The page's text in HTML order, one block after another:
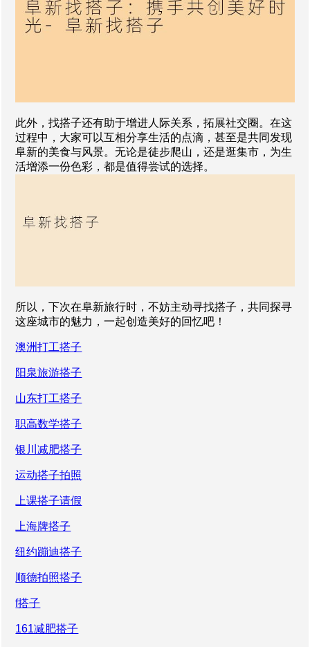
此外，找搭子还有助于增进人际关系，拓展社交圈。在这
过程中，大家可以互相分享生活的点滴，甚至是共同发现
阜新的美食与风景。无论是徒步爬山，还是逛集市，为生
活增添一份色彩，都是值得尝试的选择。
所以，下次在阜新旅行时，不妨主动寻找搭子，共同探寻
这座城市的魅力，一起创造美好的回忆吧！
澳洲打工搭子
阳泉旅游搭子
山东打工搭子
职高数学搭子
银川减肥搭子
运动搭子拍照
上课搭子请假
上海牌搭子
纽约蹦迪搭子
顺德拍照搭子
f搭子
161减肥搭子